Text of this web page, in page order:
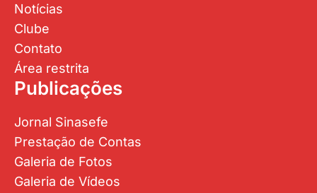
Notícias
Clube
Contato
Área restrita
Publicações
Jornal Sinasefe
Prestação de Contas
Galeria de Fotos
Galeria de Vídeos